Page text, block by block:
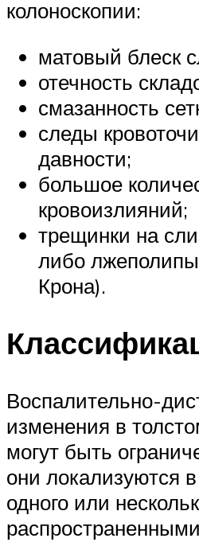
колоноскопии:
матовый блеск
отечность
смазанность
следы
давности;
большое
кровоизлияний;
трещинки на
либо
Крона).
Воспалительно-
изменения в
могут быть
они локализуются
одного или